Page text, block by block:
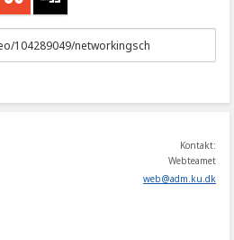
Kontakt:
Webteamet
web@adm.ku.dk